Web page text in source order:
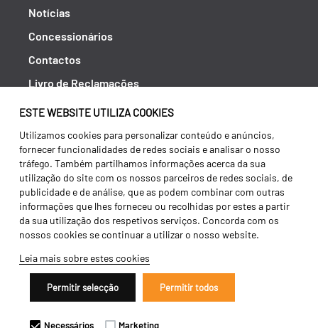
ESTE WEBSITE UTILIZA COOKIES
Utilizamos cookies para personalizar conteúdo e anúncios,
fornecer funcionalidades de redes sociais e analisar o nosso
tráfego. Também partilhamos informações acerca da sua
utilização do site com os nossos parceiros de redes sociais, de
publicidade e de análise, que as podem combinar com outras
informações que lhes forneceu ou recolhidas por estes a partir
da sua utilização dos respetivos serviços. Concorda com os
nossos cookies se continuar a utilizar o nosso website.
Leia mais sobre estes cookies
Permitir selecção Permitir todos
Necessários Marketing
Notícias
Concessionários
Contactos
Livro de Reclamações
Política de Privacidade
Canal de Denúncias (RGPC)
Termos e condições